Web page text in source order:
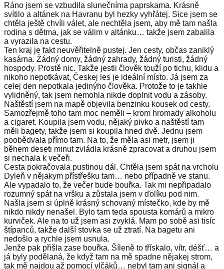
Ráno jsem se vzbudila slunečníma paprskama. Krásně
svítilo a altánek na Havranu byl hezky vyhřátej. Sice jsem se
chtěla ještě chvíli válet, ale nechtěla jsem, aby mě tam našla
rodina s dětma, jak se válim v altánku… takže jsem zabalila
a vyrazila na cestu.
Ten kraj je fakt neuvěřitelně pustej. Jen cesty, občas zaniklý
kasárna. Žádný domy, žádný zahrady, žádný turisti, žádný
hospody. Prostě nic. Takže jestli člověk touží po tichu, klidu a
nikoho nepotkávat, Českej les je ideální místo. Já jsem za
celej den nepotkala jedinýho člověka. Protože to je takhle
vylidněný, tak jsem nemohla nikde doplnit vodu a zásoby.
Naštěstí jsem na mapě objevila benzinku kousek od cesty.
Samozřejmě toho tam moc neměli – krom hromady alkoholu
a cigaret. Koupila jsem vodu, nějaký pivko a naštěstí tam
měli bagety, takže jsem si koupila hned dvě. Jednu jsem
poobědvala přímo tam. Na to, že měla asi metr, jsem ji
během deseti minut zvládla krásně zpracovat a druhou jsem
si nechala k večeři.
Cesta pokračovala pustinou dál. Chtěla jsem spát na vrcholu
Dyleň v nějakym přístřešku tam… nebo případně ve stanu.
Ale vypadalo to, že večer bude bouřka. Tak mi nepřipadalo
rozumný spát na vršku a zůstala jsem v ďolíku pod nim.
Našla jsem si úplně krásný schovaný místečko, kde by mě
nikdo nikdy nenašel. Bylo tam teda spousta komárů a mikro
kurviček. Ale na to už jsem asi zvyklá. Mam po sobě asi tisíc
štípanců, takže další stovka se už ztratí. Na bagetu ani
nedošlo a rychle jsem usnula.
Jenže pak přišla zase bouřka. Šíleně to třískalo, vítr, déšť… a
já byly podělaná, že když tam na mě spadne nějakej strom,
tak mě najdou až pomocí vlčáků… nebyl tam ani signál a